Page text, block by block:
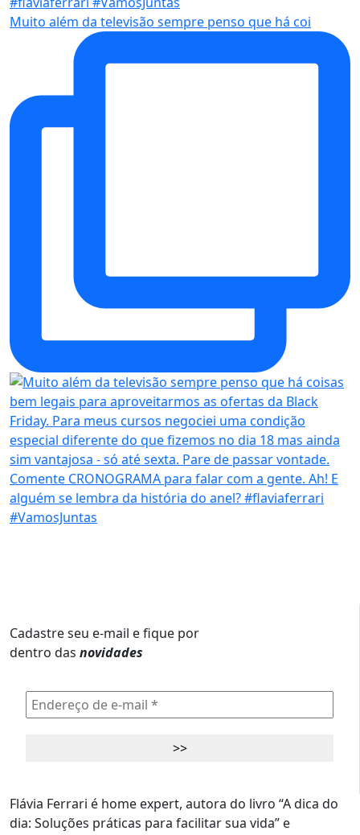
Muito além da televisão sempre penso que há coi
Cadastre seu e-mail e fique por
dentro das novidades
Flávia Ferrari é home expert, autora do livro “A dica do
dia: Soluções práticas para facilitar sua vida” e